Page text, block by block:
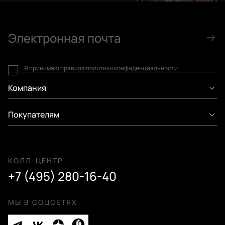
Компания
Покупателям
КОЛЛ-ЦЕНТР
+7 (495) 280-16-40
МЫ В СОЦСЕТЯХ
Я принимаю правила политики конфиденциальности